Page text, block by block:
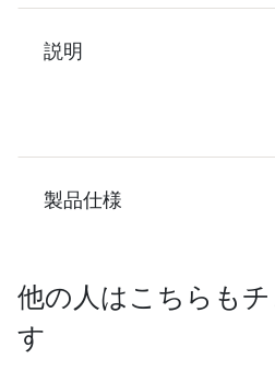
説明
製品仕様
他の人はこちらも
す